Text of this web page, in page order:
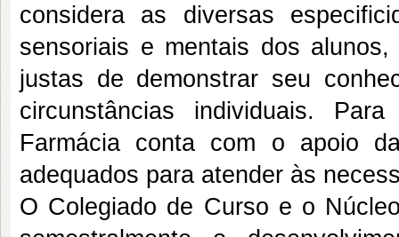
considera as diversas
sensoriais e mentais dos
justas de demonstrar seu
circunstâncias individuais.
Farmácia conta com o apoio
adequados para atender às
O Colegiado de Curso e o